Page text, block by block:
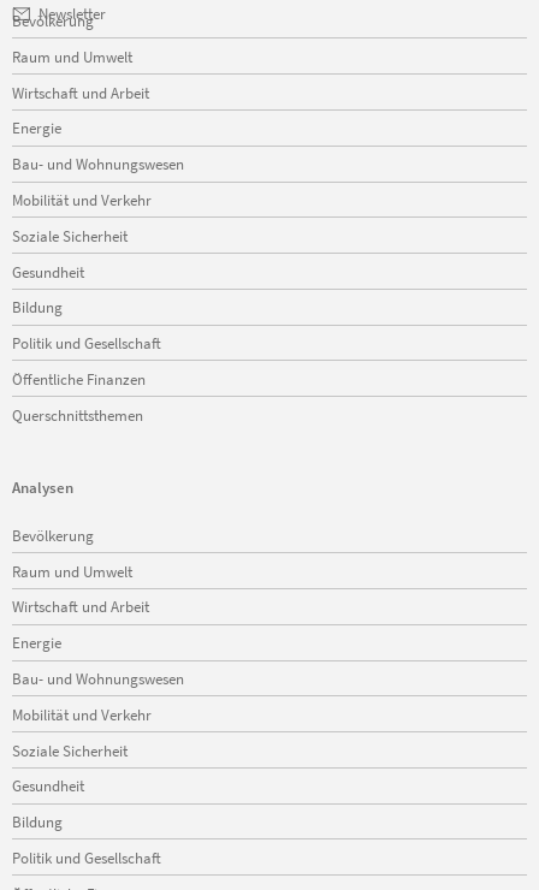
Newsletter
Navigation
überspringen
Bevölkerung
Raum und Umwelt
Wirtschaft und Arbeit
Energie
Bau- und Wohnungswesen
Mobilität und Verkehr
Soziale Sicherheit
Gesundheit
Bildung
Politik und Gesellschaft
Öffentliche Finanzen
Querschnittsthemen
Analysen
Navigation
überspringen
Bevölkerung
Raum und Umwelt
Wirtschaft und Arbeit
Energie
Bau- und Wohnungswesen
Mobilität und Verkehr
Soziale Sicherheit
Gesundheit
Bildung
Politik und Gesellschaft